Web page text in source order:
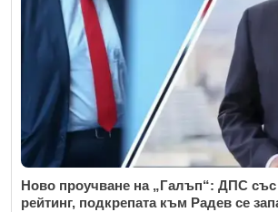
Ново проучване на „Галъп“: ДПС със
рейтинг, подкрепата към Радев се